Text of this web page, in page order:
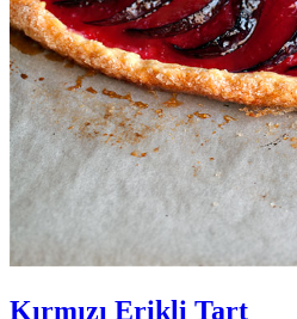
Kırmızı Erikli Tart